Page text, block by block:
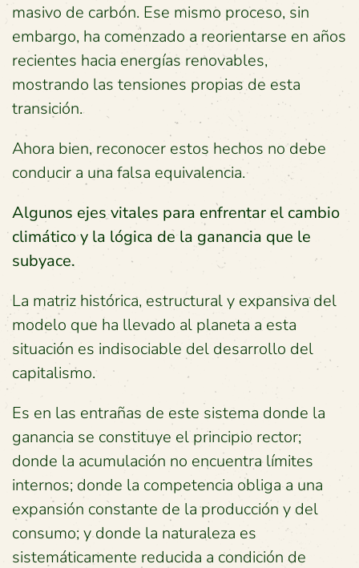
masivo de carbón. Ese mismo proceso, sin
embargo, ha comenzado a reorientarse en años
recientes hacia energías renovables,
mostrando las tensiones propias de esta
transición.
Ahora bien, reconocer estos hechos no debe
conducir a una falsa equivalencia.
Algunos ejes vitales para enfrentar el cambio
climático y la lógica de la ganancia que le
subyace.
La matriz histórica, estructural y expansiva del
modelo que ha llevado al planeta a esta
situación es indisociable del desarrollo del
capitalismo.
Es en las entrañas de este sistema donde la
ganancia se constituye el principio rector;
donde la acumulación no encuentra límites
internos; donde la competencia obliga a una
expansión constante de la producción y del
consumo; y donde la naturaleza es
sistemáticamente reducida a condición de